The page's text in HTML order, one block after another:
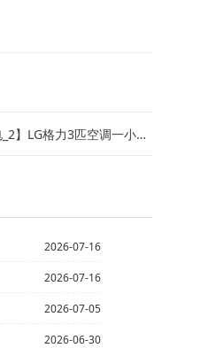
力3匹空调一小时多少度电_28
2026-07-16
2026-07-16
2026-07-05
2026-06-30